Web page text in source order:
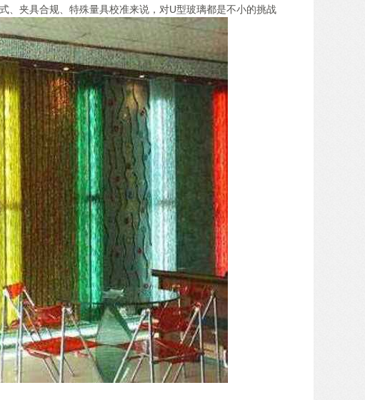
、夹具合规、特殊量具校准来说，对U型玻璃都是不小的挑战